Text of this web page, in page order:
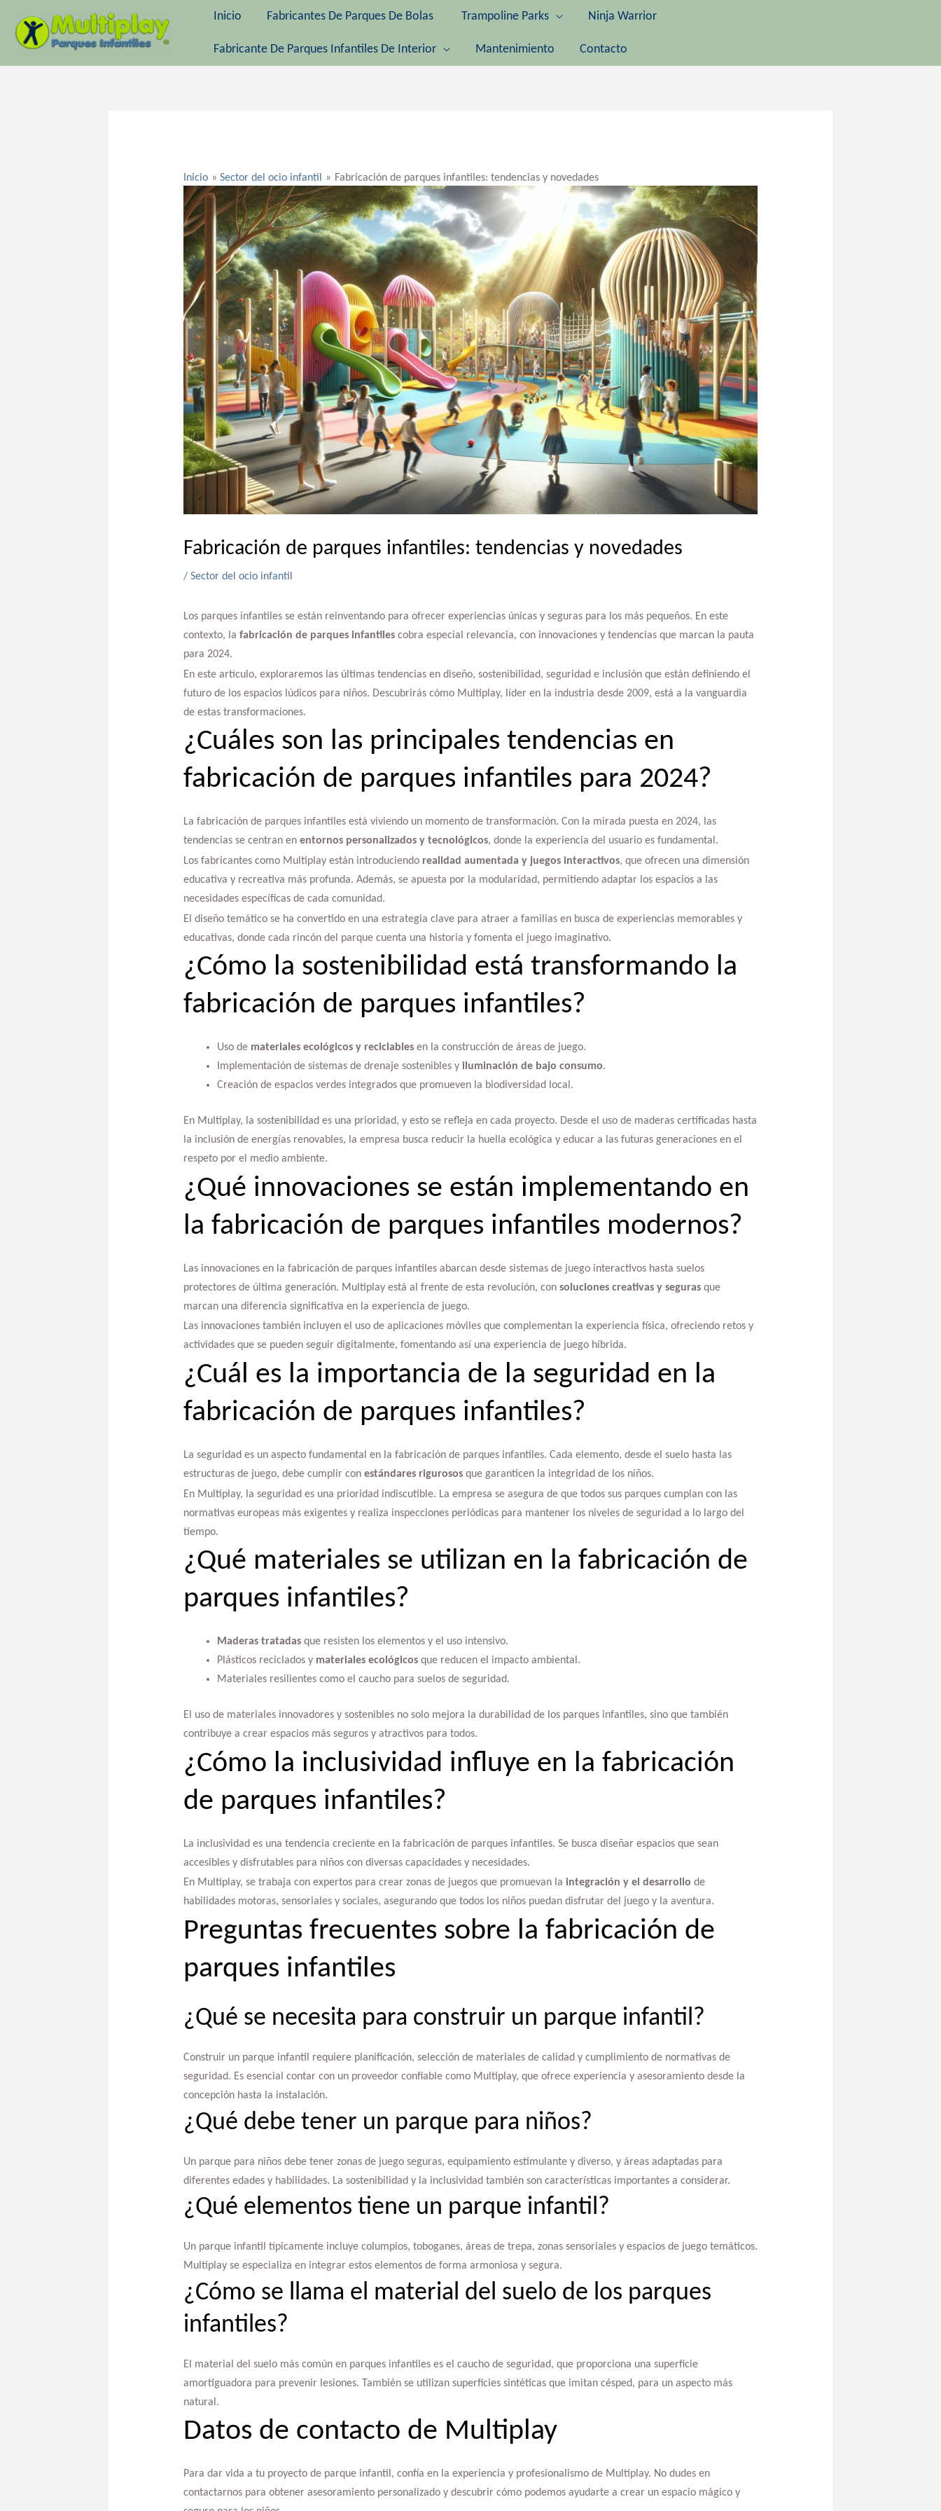
contenido
Inicio Fabricantes De Parques De Bolas Trampoline Parks Ninja Warrior
Fabricante De Parques Infantiles De Interior Mantenimiento Contacto
Inicio Sector del ocio infantil Fabricación de parques infantiles: tendencias y novedades
Fabricación de parques infantiles: tendencias y novedades
/ Sector del ocio infantil
Los parques infantiles se están reinventando para ofrecer experiencias únicas y seguras para los más pequeños. En este
contexto, la fabricación de parques infantilescobra especial relevancia, con innovaciones y tendencias que marcan la pauta
para 2024.
En este artículo, exploraremos las últimas tendencias en diseño, sostenibilidad, seguridad e inclusión que están definiendo el
futuro de los espacios lúdicos para niños. Descubrirás cómo Multiplay, líder en la industria desde 2009, está a la vanguardia
de estas transformaciones.
¿Cuáles son las principales tendencias en
fabricación de parques infantiles para 2024?
La fabricación de parques infantiles está viviendo un momento de transformación. Con la mirada puesta en 2024, las
tendencias se centran en entornos personalizados y tecnológicos, donde la experiencia del usuario es fundamental.
Los fabricantes como Multiplay están introduciendo realidad aumentada y juegos interactivos, que ofrecen una dimensión
educativa y recreativa más profunda. Además, se apuesta por la modularidad, permitiendo adaptar los espacios a las
necesidades específicas de cada comunidad.
El diseño temático se ha convertido en una estrategia clave para atraer a familias en busca de experiencias memorables y
educativas, donde cada rincón del parque cuenta una historia y fomenta el juego imaginativo.
¿Cómo la sostenibilidad está transformando la
fabricación de parques infantiles?
Uso de materiales ecológicos y reciclablesen la construcción de áreas de juego.
Implementación de sistemas de drenaje sostenibles y iluminación de bajo consumo.
Creación de espacios verdes integrados que promueven la biodiversidad local.
En Multiplay, la sostenibilidad es una prioridad, y esto se refleja en cada proyecto. Desde el uso de maderas certificadas hasta
la inclusión de energías renovables, la empresa busca reducir la huella ecológica y educar a las futuras generaciones en el
respeto por el medio ambiente.
¿Qué innovaciones se están implementando en
la fabricación de parques infantiles modernos?
Las innovaciones en la fabricación de parques infantiles abarcan desde sistemas de juego interactivos hasta suelos
protectores de última generación. Multiplay está al frente de esta revolución, con soluciones creativas y segurasque
marcan una diferencia significativa en la experiencia de juego.
Las innovaciones también incluyen el uso de aplicaciones móviles que complementan la experiencia física, ofreciendo retos y
actividades que se pueden seguir digitalmente, fomentando así una experiencia de juego híbrida.
¿Cuál es la importancia de la seguridad en la
fabricación de parques infantiles?
La seguridad es un aspecto fundamental en la fabricación de parques infantiles. Cada elemento, desde el suelo hasta las
estructuras de juego, debe cumplir con estándares rigurososque garanticen la integridad de los niños.
En Multiplay, la seguridad es una prioridad indiscutible. La empresa se asegura de que todos sus parques cumplan con las
normativas europeas más exigentes y realiza inspecciones periódicas para mantener los niveles de seguridad a lo largo del
tiempo.
¿Qué materiales se utilizan en la fabricación de
parques infantiles?
Maderas tratadasque resisten los elementos y el uso intensivo.
Plásticos reciclados y materiales ecológicosque reducen el impacto ambiental.
Materiales resilientes como el caucho para suelos de seguridad.
El uso de materiales innovadores y sostenibles no solo mejora la durabilidad de los parques infantiles, sino que también
contribuye a crear espacios más seguros y atractivos para todos.
¿Cómo la inclusividad influye en la fabricación
de parques infantiles?
La inclusividad es una tendencia creciente en la fabricación de parques infantiles. Se busca diseñar espacios que sean
accesibles y disfrutables para niños con diversas capacidades y necesidades.
En Multiplay, se trabaja con expertos para crear zonas de juegos que promuevan la integración y el desarrollo de
habilidades motoras, sensoriales y sociales, asegurando que todos los niños puedan disfrutar del juego y la aventura.
Preguntas frecuentes sobre la fabricación de
parques infantiles
¿Qué se necesita para construir un parque infantil?
Construir un parque infantil requiere planificación, selección de materiales de calidad y cumplimiento de normativas de
seguridad. Es esencial contar con un proveedor confiable como Multiplay, que ofrece experiencia y asesoramiento desde la
concepción hasta la instalación.
¿Qué debe tener un parque para niños?
Un parque para niños debe tener zonas de juego seguras, equipamiento estimulante y diverso, y áreas adaptadas para
diferentes edades y habilidades. La sostenibilidad y la inclusividad también son características importantes a considerar.
¿Qué elementos tiene un parque infantil?
Un parque infantil típicamente incluye columpios, toboganes, áreas de trepa, zonas sensoriales y espacios de juego temáticos.
Multiplay se especializa en integrar estos elementos de forma armoniosa y segura.
¿Cómo se llama el material del suelo de los parques
infantiles?
El material del suelo más común en parques infantiles es el caucho de seguridad, que proporciona una superficie
amortiguadora para prevenir lesiones. También se utilizan superficies sintéticas que imitan césped, para un aspecto más
natural.
Datos de contacto de Multiplay
Para dar vida a tu proyecto de parque infantil, confía en la experiencia y profesionalismo de Multiplay. No dudes en
contactarnos para obtener asesoramiento personalizado y descubrir cómo podemos ayudarte a crear un espacio mágico y